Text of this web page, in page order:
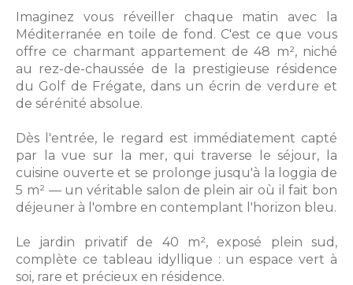
Imaginez vous réveiller chaque matin avec la
Méditerranée en toile de fond. C'est ce que vous
offre ce charmant appartement de 48 m², niché
au rez-de-chaussée de la prestigieuse résidence
du Golf de Frégate, dans un écrin de verdure et
de sérénité absolue.
Dès l'entrée, le regard est immédiatement capté
par la vue sur la mer, qui traverse le séjour, la
cuisine ouverte et se prolonge jusqu'à la loggia de
5 m² — un véritable salon de plein air où il fait bon
déjeuner à l'ombre en contemplant l'horizon bleu.
Le jardin privatif de 40 m², exposé plein sud,
complète ce tableau idyllique : un espace vert à
soi, rare et précieux en résidence.